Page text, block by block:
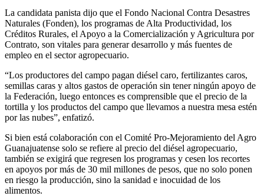
La candidata panista dijo que el Fondo Nacional Contra Desastres
Naturales (Fonden), los programas de Alta Productividad, los
Créditos Rurales, el Apoyo a la Comercialización y Agricultura por
Contrato, son vitales para generar desarrollo y más fuentes de
empleo en el sector agropecuario.
“Los productores del campo pagan diésel caro, fertilizantes caros,
semillas caras y altos gastos de operación sin tener ningún apoyo de
la Federación, luego entonces es comprensible que el precio de la
tortilla y los productos del campo que llevamos a nuestra mesa estén
por las nubes”, enfatizó.
Si bien está colaboración con el Comité Pro-Mejoramiento del Agro
Guanajuatense solo se refiere al precio del diésel agropecuario,
también se exigirá que regresen los programas y cesen los recortes
en apoyos por más de 30 mil millones de pesos, que no solo ponen
en riesgo la producción, sino la sanidad e inocuidad de los
alimentos.